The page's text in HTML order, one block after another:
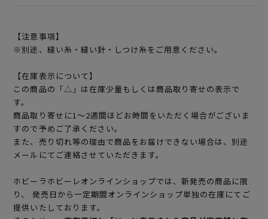
【注意事項】
※別途、縫い糸・縫い針・しつけ糸をご用意ください。
【在庫表示について】
この商品の「△」は在庫少量もしくは商品取り寄せの表示で
す。
商品取り寄せに1～2週間ほどお時間をいただく場合がございま
すので予めご了承ください。
また、売り切れ等の理由で商品をお届けできない場合は、別途
メールにてご連絡させていただきます。
ホビーラホビーレオンラインショップでは、新発売の商品に限
り、 発売日から一定期間オンラインショップ単独の在庫にてご
提供いたしております。